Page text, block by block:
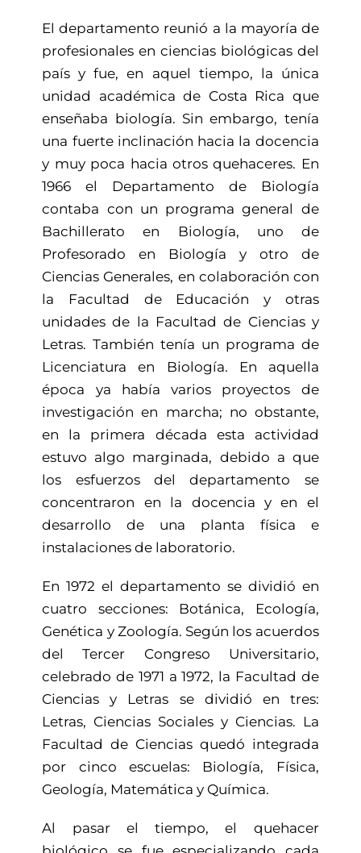
El departamento reunió a la mayoría de
profesionales en ciencias biológicas del
país y fue, en aquel tiempo, la única
unidad académica de Costa Rica que
enseñaba biología. Sin embargo, tenía
una fuerte inclinación hacia la docencia
y muy poca hacia otros quehaceres. En
1966 el Departamento de Biología
contaba con un programa general de
Bachillerato en Biología, uno de
Profesorado en Biología y otro de
Ciencias Generales, en colaboración con
la Facultad de Educación y otras
unidades de la Facultad de Ciencias y
Letras. También tenía un programa de
Licenciatura en Biología. En aquella
época ya había varios proyectos de
investigación en marcha; no obstante,
en la primera década esta actividad
estuvo algo marginada, debido a que
los esfuerzos del departamento se
concentraron en la docencia y en el
desarrollo de una planta física e
instalaciones de laboratorio.
En 1972 el departamento se dividió en
cuatro secciones: Botánica, Ecología,
Genética y Zoología. Según los acuerdos
del Tercer Congreso Universitario,
celebrado de 1971 a 1972, la Facultad de
Ciencias y Letras se dividió en tres:
Letras, Ciencias Sociales y Ciencias. La
Facultad de Ciencias quedó integrada
por cinco escuelas: Biología, Física,
Geología, Matemática y Química.
Al pasar el tiempo, el quehacer